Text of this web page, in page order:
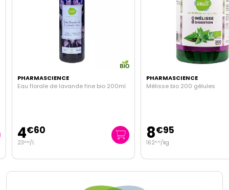
PHARMASCIENCE
Eau florale de lavande fine bio 200ml
4€60
23€00/l.
PHARMASCIENCE
Mélisse bio 200 gélules
8€95
162 €73/kg